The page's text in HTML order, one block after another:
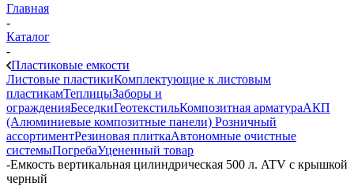
Главная
-
Каталог
-
Пластиковые емкости
Листовые пластикиКомплектующие к листовым
пластикамТеплицыЗаборы и
огражденияБеседкиГеотекстильКомпозитная арматураАКП
(Алюминиевые композитные панели) Розничный
ассортиментРезиновая плиткаАвтономные очистные
системыПогребаУцененный товар
-Емкость вертикальная цилиндрическая 500 л. ATV с крышкой
черный